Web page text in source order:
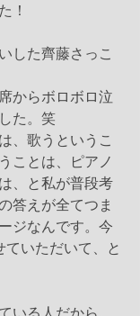
！
した齊藤さっこ
からボロボロ泣
た。笑
、歌うというこ
ことは、ピアノ
、と私が普段考
答えが全てつま
ジなんです。今
ていただいて、と